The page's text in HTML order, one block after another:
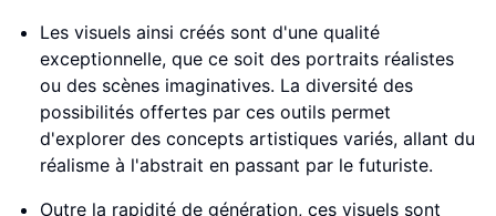
Les visuels ainsi créés sont d'une qualité
exceptionnelle, que ce soit des portraits réalistes
ou des scènes imaginatives. La diversité des
possibilités offertes par ces outils permet
d'explorer des concepts artistiques variés, allant du
réalisme à l'abstrait en passant par le futuriste.
Outre la rapidité de génération, ces visuels sont